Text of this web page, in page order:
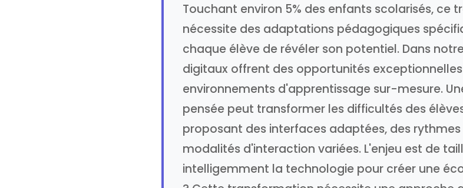
Touchant environ 5% des enfants scolarisés, ce
nécessite des adaptations pédagogiques
chaque élève de révéler son potentiel. Dans
digitaux offrent des opportunités
environnements d'apprentissage sur-mesure.
pensée peut transformer les difficultés des
proposant des interfaces adaptées, des
modalités d'interaction variées. L'enjeu est de
intelligemment la technologie pour créer une